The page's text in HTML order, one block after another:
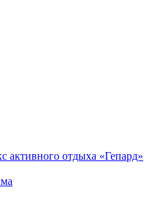
активного отдыха «Гепард»